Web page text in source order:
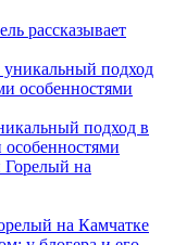
рассказывает
подход в
на Камчатке